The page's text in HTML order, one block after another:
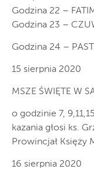
Godzina 22 –
Godzina 23 –
Godzina 24 –
15 sierpnia 2020
MSZE ŚWIĘTE W
o godzinie 7,
kazania głosi ks.
Prowincjał Księży
16 sierpnia 2020